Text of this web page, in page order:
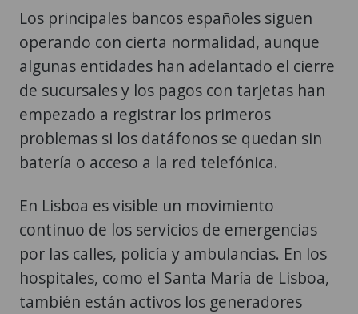
Los principales bancos españoles siguen
operando con cierta normalidad, aunque
algunas entidades han adelantado el cierre
de sucursales y los pagos con tarjetas han
empezado a registrar los primeros
problemas si los datáfonos se quedan sin
batería o acceso a la red telefónica.
En Lisboa es visible un movimiento
continuo de los servicios de emergencias
por las calles, policía y ambulancias. En los
hospitales, como el Santa María de Lisboa,
también están activos los generadores